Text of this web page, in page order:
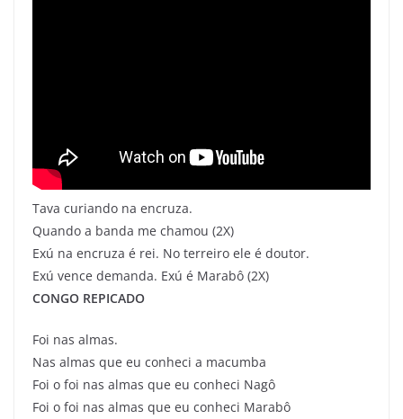
Tava curiando na encruza.
Quando a banda me chamou (2X)
Exú na encruza é rei. No terreiro ele é doutor.
Exú vence demanda. Exú é Marabô (2X)
CONGO REPICADO
Foi nas almas.
Nas almas que eu conheci a macumba
Foi o foi nas almas que eu conheci Nagô
Foi o foi nas almas que eu conheci Marabô